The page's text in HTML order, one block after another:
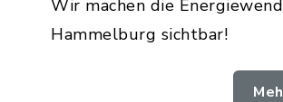
Wir machen die
Hammelburg sichtbar!